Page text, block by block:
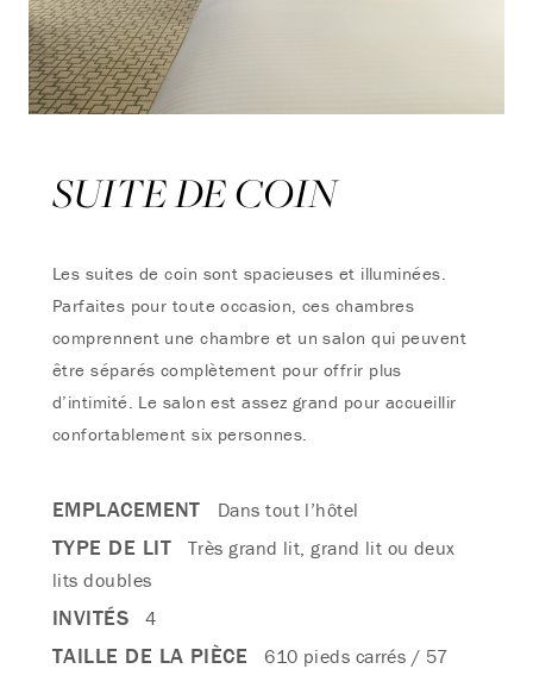
SUITE DE COIN
Les suites de coin sont spacieuses et illuminées.
Parfaites pour toute occasion, ces chambres
comprennent une chambre et un salon qui peuvent
être séparés complètement pour offrir plus
d’intimité. Le salon est assez grand pour accueillir
confortablement six personnes.
EMPLACEMENT Dans tout l’hôtel
TYPE DE LIT
Très grand lit, grand lit ou deux
lits doubles
INVITÉS 4
TAILLE DE LA PIÈCE
610 pieds carrés / 57